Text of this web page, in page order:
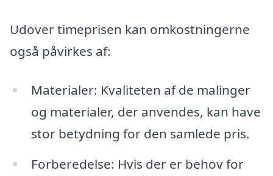
Udover timeprisen kan omkostningerne
også påvirkes af:
Materialer: Kvaliteten af de malinger
og materialer, der anvendes, kan have
stor betydning for den samlede pris.
Forberedelse: Hvis der er behov for